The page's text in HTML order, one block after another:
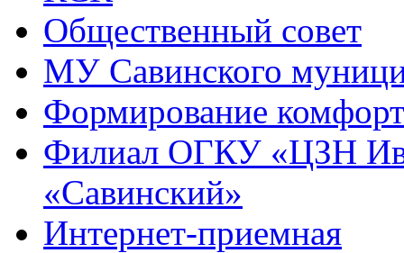
Общественный совет
МУ Савинского
Формирование
Филиал ОГКУ «ЦЗН
«Савинский»
Интернет-приемная